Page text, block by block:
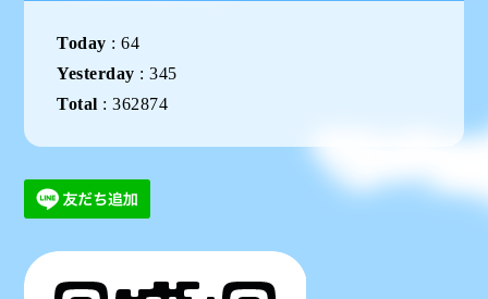
Today :64
Yesterday :345
Total :362874